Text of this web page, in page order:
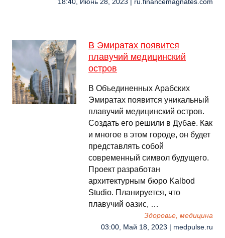
18:40, Июнь 28, 2023 | ru.financemagnates.com
В Эмиратах появится
плавучий медицинский
остров
В Объединенных Арабских
Эмиратах появится уникальный
плавучий медицинский остров.
Создать его решили в Дубае. Как
и многое в этом городе, он будет
представлять собой
современный символ будущего.
Проект разработан
архитектурным бюро Kalbod
Studio. Планируется, что
плавучий оазис, …
Здоровье, медицина
03:00, Май 18, 2023 | medpulse.ru